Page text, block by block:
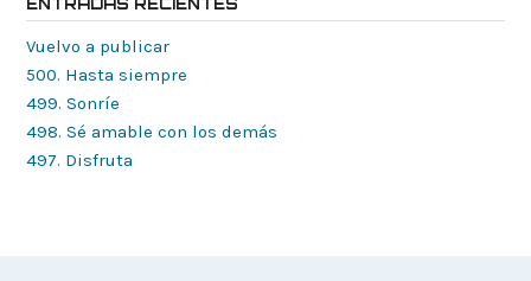
Vuelvo a publicar
500. Hasta siempre
499. Sonríe
498. Sé amable con los demás
497. Disfruta